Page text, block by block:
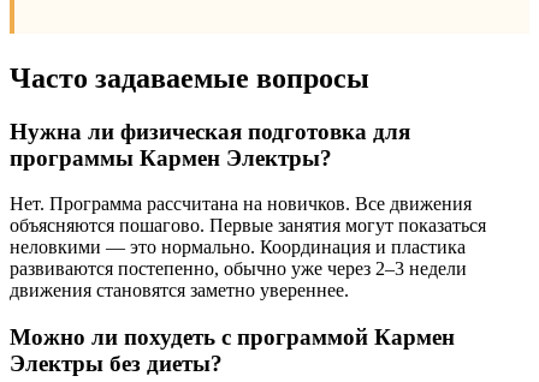
Часто задаваемые вопросы
Нужна ли физическая подготовка для
программы Кармен Электры?
Нет. Программа рассчитана на новичков. Все движения
объясняются пошагово. Первые занятия могут показаться
неловкими — это нормально. Координация и пластика
развиваются постепенно, обычно уже через 2–3 недели
движения становятся заметно увереннее.
Можно ли похудеть с программой Кармен
Электры без диеты?